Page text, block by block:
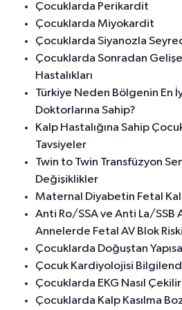
Çocuklarda Perikardit
Çocuklarda Miyokardit
Çocuklarda Siyanozla
Çocuklarda Sonradan
Hastalıkları
Türkiye Neden Bölgenin En
Doktorlarına Sahip?
Kalp Hastalığına Sahip
Tavsiyeler
Twin to Twin Transfüzyon
Değişiklikler
Maternal Diyabetin Fetal
Anti Ro/SSA ve Anti La/SSB
Annelerde Fetal AV Blok Riski
Çocuklarda Doğuştan
Çocuk Kardiyolojisi
Çocuklarda EKG Nasıl
Çocuklarda Kalp Kasılma